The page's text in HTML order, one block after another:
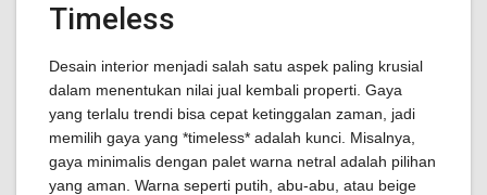
Timeless
Desain interior menjadi salah satu aspek paling krusial
dalam menentukan nilai jual kembali properti. Gaya
yang terlalu trendi bisa cepat ketinggalan zaman, jadi
memilih gaya yang *timeless* adalah kunci. Misalnya,
gaya minimalis dengan palet warna netral adalah pilihan
yang aman. Warna seperti putih, abu-abu, atau beige